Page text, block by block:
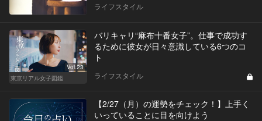
ライフスタイル
Vol.23
東京リアル女子図鑑
バリキャリ“麻布十番女子”。仕事で成功す
るために彼女が日々意識している6つのコ
ト
ライフスタイル
【2/27（月）の運勢をチェック！】上手く
いっていることに目を向けよう